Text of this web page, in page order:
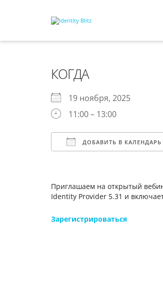
КОГДА
19 ноября, 2025
11:00 – 13:00
ДОБАВИТЬ В КАЛЕНДАРЬ
Приглашаем на открытый
Identity Provider 5.31 и
Зарегистрироваться